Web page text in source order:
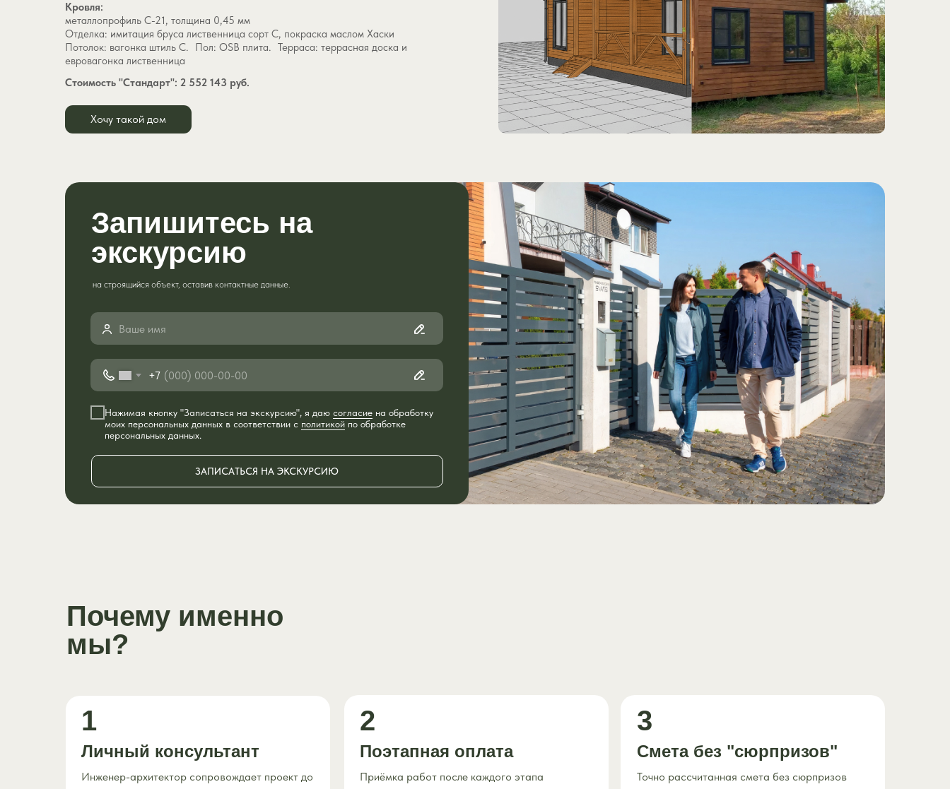
Стоимость "Стандарт": 2 552 143 руб.
Кровля:
металлопрофиль С-21, толщина 0,45 мм
Отделка: имитация бруса лиственница сорт С, покраска маслом Хаски
Потолок: вагонка штиль С. Пол: OSB плита. Терраса: террасная доска и
евровагонка лиственница
Хочу такой дом
после
+7
Нажимая кнопку "Записаться на экскурсию", я даю согласие на обработку
моих персональных данных в соответствии с политикой по обработке
персональных данных.
ЗАПИСАТЬСЯ НА ЭКСКУРСИЮ
Запишитесь на
экскурсию
на строящийся объект, оставив контактные данные.
Почему именно
мы?
1
Личный консультант
Инженер-архитектор сопровождает проект до
2
Поэтапная оплата
Приёмка работ после каждого этапа
3
Смета без "сюрпризов"
Точно рассчитанная смета без сюрпризов